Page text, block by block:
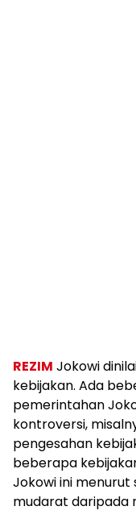
REZIM Jokowi
kebijakan. Ada
pemerintahan
kontroversi,
pengesahan
beberapa
Jokowi ini
mudarat daripada